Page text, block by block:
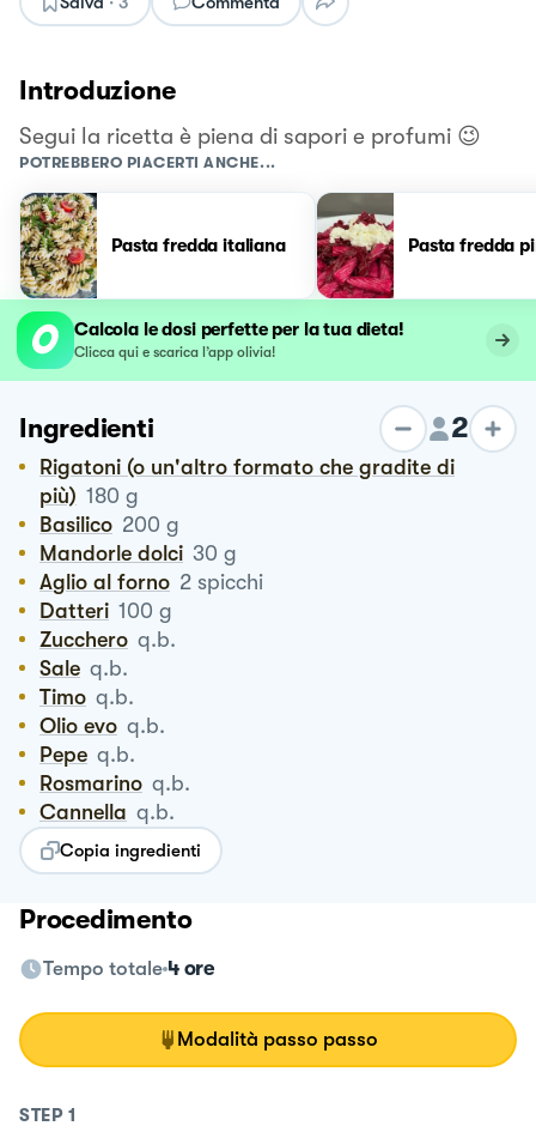
Introduzione
Segui la ricetta è piena di sapori e profumi 😉
POTREBBERO PIACERTI ANCHE...
Pasta fredda italiana Pasta fredda
Calcola le dosi perfette per la tua dieta!
Clicca qui e scarica l’app olivia!
Ingredienti 2
Rigatoni (o un'altro formato che gradite di
più) 180 g
Basilico 200 g
Mandorle dolci 30 g
Aglio al forno 2 spicchi
Datteri 100 g
Zucchero q.b.
Sale q.b.
Timo q.b.
Olio evo q.b.
Pepe q.b.
Rosmarino q.b.
Cannella q.b.
Copia ingredienti
Procedimento
Tempo totale 4 ore
Modalità passo passo
STEP 1